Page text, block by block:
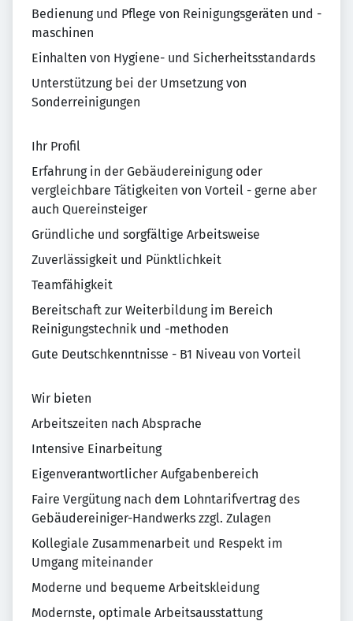
Bedienung und Pflege von Reinigungsgeräten und -
maschinen
Einhalten von Hygiene- und Sicherheitsstandards
Unterstützung bei der Umsetzung von
Sonderreinigungen
Ihr Profil
Erfahrung in der Gebäudereinigung oder
vergleichbare Tätigkeiten von Vorteil - gerne aber
auch Quereinsteiger
Gründliche und sorgfältige Arbeitsweise
Zuverlässigkeit und Pünktlichkeit
Teamfähigkeit
Bereitschaft zur Weiterbildung im Bereich
Reinigungstechnik und -methoden
Gute Deutschkenntnisse - B1 Niveau von Vorteil
Wir bieten
Arbeitszeiten nach Absprache
Intensive Einarbeitung
Eigenverantwortlicher Aufgabenbereich
Faire Vergütung nach dem Lohntarifvertrag des
Gebäudereiniger-Handwerks zzgl. Zulagen
Kollegiale Zusammenarbeit und Respekt im
Umgang miteinander
Moderne und bequeme Arbeitskleidung
Modernste, optimale Arbeitsausstattung